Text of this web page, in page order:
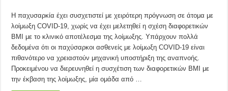
Η παχυσαρκία έχει συσχετιστεί με χειρότερη πρόγνωση σε άτομα με
λοίμωξη COVID-19, χωρίς να έχει μελετηθεί η σχέση διαφορετικών
BMI με το κλινικό αποτέλεσμα της λοίμωξης. Υπάρχουν πολλά
δεδομένα ότι οι παχύσαρκοι ασθενείς με λοίμωξη COVID-19 είναι
πιθανότερο να χρειαστούν μηχανική υποστήριξη της αναπνοής.
Προκειμένου να διερευνηθεί η συσχέτιση των διαφορετικών BMI με
την έκβαση της λοίμωξης, μία ομάδα από …